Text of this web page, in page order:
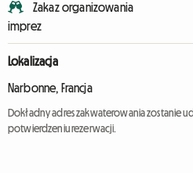
Zakaz organizowania
imprez
Lokalizacja
Narbonne, Francja
Dokładny adres zakwaterowania zostanie
potwierdzeniu rezerwacji.